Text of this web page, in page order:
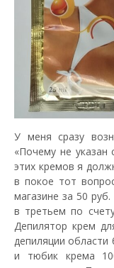
У меня сразу
«Почему не указан
этих кремов я
в покое тот
магазине за 50
в третьем по
Депилятор крем
депиляции
и тюбик крема